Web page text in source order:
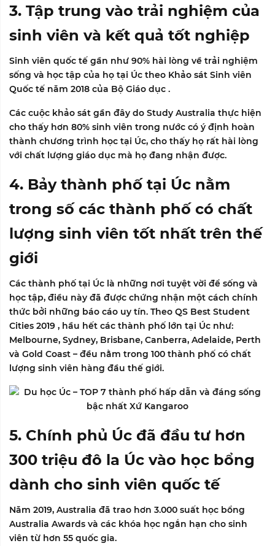
3. Tập trung vào trải nghiệm của
sinh viên và kết quả tốt nghiệp
Sinh viên quốc tế gần như 90% hài lòng về trải nghiệm
sống và học tập của họ tại Úc theo Khảo sát Sinh viên
Quốc tế năm 2018 của Bộ Giáo dục .
Các cuộc khảo sát gần đây do Study Australia thực hiện
cho thấy hơn 80% sinh viên trong nước có ý định hoàn
thành chương trình học tại Úc, cho thấy họ rất hài lòng
với chất lượng giáo dục mà họ đang nhận được.
4. Bảy thành phố tại Úc nằm
trong số các thành phố có chất
lượng sinh viên tốt nhất trên thế
giới
Các thành phố tại Úc là những nơi tuyệt vời để sống và
học tập, điều này đã được chứng nhận một cách chính
thức bởi những báo cáo uy tín. Theo QS Best Student
Cities 2019 , hầu hết các thành phố lớn tại Úc như:
Melbourne, Sydney, Brisbane, Canberra, Adelaide, Perth
và Gold Coast – đều nằm trong 100 thành phố có chất
lượng sinh viên hàng đầu thế giới.
5. Chính phủ Úc đã đầu tư hơn
300 triệu đô la Úc vào học bổng
dành cho sinh viên quốc tế
Năm 2019, Australia đã trao hơn 3.000 suất học bổng
Australia Awards và các khóa học ngắn hạn cho sinh
viên từ hơn 55 quốc gia.